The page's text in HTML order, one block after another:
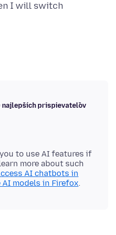
I will switch
najlepších prispievateľov
to use AI features if
more about such
AI chatbots in
AI models in Firefox